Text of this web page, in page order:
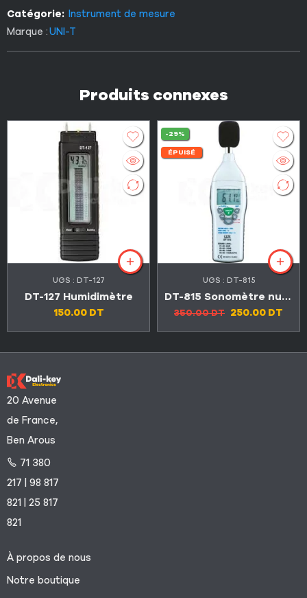
Catégorie: Instrument de mesure
Marque :UNI-T
Produits connexes
UGS : DT-127
DT-127 Humidimètre
150.00 DT
-29%
ÉPUISÉ
UGS : DT-815
DT-815 Sonomètre numérique 30-130dB
350.00DT 250.00 DT
20 Avenue
de France,
Ben Arous
71 380
217 | 98 817
821 | 25 817
821
À propos de nous
Notre boutique